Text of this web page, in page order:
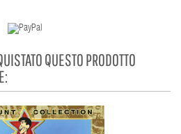
QUESTO PRODOTTO